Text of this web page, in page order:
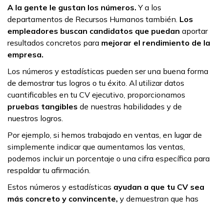
A la gente le gustan los números. Y a los
departamentos de Recursos Humanos también. Los
empleadores buscan candidatos que puedan aportar
resultados concretos para mejorar el rendimiento de la
empresa.
Los números y estadísticas pueden ser una buena forma
de demostrar tus logros o tu éxito. Al utilizar datos
cuantificables en tu CV ejecutivo, proporcionamos
pruebas tangibles de nuestras habilidades y de
nuestros logros.
Por ejemplo, si hemos trabajado en ventas, en lugar de
simplemente indicar que aumentamos las ventas,
podemos incluir un porcentaje o una cifra específica para
respaldar tu afirmación.
Estos números y estadísticas ayudan a que tu CV sea
más concreto y convincente, y demuestran que has